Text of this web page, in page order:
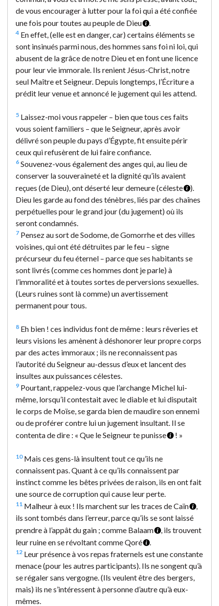
de vous encourager à lutter pour la foi qui a été confiée
une fois pour toutes au peuple de Dieu
.
4 En effet, (elle est en danger, car) certains éléments se
sont insinués parmi nous, des hommes sans foi ni loi, qui
abusent de la grâce de notre Dieu et en font une licence
pour leur vie immorale. Ils renient Jésus-Christ, notre
seul Maître et Seigneur. Depuis longtemps, l’Écriture a
prédit leur venue et annoncé le jugement qui les attend.
5 Laissez-moi vous rappeler – bien que tous ces faits
vous soient familiers – que le Seigneur, après avoir
délivré son peuple du pays d’Égypte, fit ensuite périr
ceux qui refusèrent de lui faire confiance.
6 Souvenez-vous également des anges qui, au lieu de
conserver la souveraineté et la dignité qu’ils avaient
reçues (de Dieu), ont déserté leur demeure (céleste
).
Dieu les garde au fond des ténèbres, liés par des chaînes
perpétuelles pour le grand jour (du jugement) où ils
seront condamnés.
7 Pensez au sort de Sodome, de Gomorrhe et des villes
voisines, qui ont été détruites par le feu – signe
précurseur du feu éternel – parce que ses habitants se
sont livrés (comme ces hommes dont je parle) à
l’immoralité et à toutes sortes de perversions sexuelles.
(Leurs ruines sont là comme) un avertissement
permanent pour tous.
8 Eh bien ! ces individus font de même : leurs rêveries et
leurs visions les amènent à déshonorer leur propre corps
par des actes immoraux ; ils ne reconnaissent pas
l’autorité du Seigneur au-dessus d’eux et lancent des
insultes aux puissances célestes.
9 Pourtant, rappelez-vous que l’archange Michel lui-
même, lorsqu’il contestait avec le diable et lui disputait
le corps de Moïse, se garda bien de maudire son ennemi
ou de proférer contre lui un jugement insultant. Il se
contenta de dire : « Que le Seigneur te punisse
! »
10Mais ces gens-là insultent tout ce qu’ils ne
connaissent pas. Quant à ce qu’ils connaissent par
instinct comme les bêtes privées de raison, ils en ont fait
une source de corruption qui cause leur perte.
11 Malheur à eux ! Ils marchent sur les traces de Caïn
,
ils sont tombés dans l’erreur, parce qu’ils se sont laissé
prendre à l’appât du gain ; comme Balaam
, ils trouvent
leur ruine en se révoltant comme Qoré
.
12 Leur présence à vos repas fraternels est une constante
menace (pour les autres participants). Ils ne songent qu’à
se régaler sans vergogne. (Ils veulent être des bergers,
mais) ils ne s’intéressent à personne d’autre qu’à eux-
mêmes.